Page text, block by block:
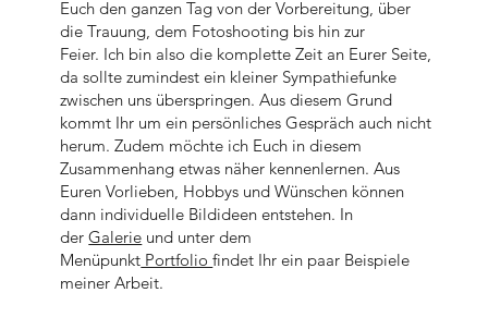
Euch den ganzen Tag von der Vorbereitung, über
die Trauung, dem Fotoshooting bis hin zur
Feier. Ich bin also die komplette Zeit an Eurer Seite,
da sollte zumindest ein kleiner Sympathiefunke
zwischen uns überspringen. Aus diesem Grund
kommt Ihr um ein persönliches Gespräch auch nicht
herum. Zudem möchte ich Euch in diesem
Zusammenhang etwas näher kennenlernen. Aus
Euren Vorlieben, Hobbys und Wünschen können
dann individuelle Bildideen entstehen. In
derGalerie und unter dem
Menüpunkt Portfoliofindet Ihr ein paar Beispiele
meiner Arbeit.